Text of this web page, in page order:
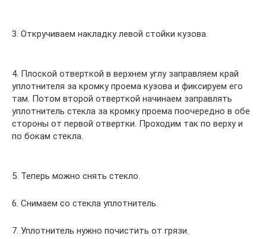
3. Откручиваем накладку левой стойки кузова.
4. Плоской отверткой в верхнем углу заправляем край
уплотнителя за кромку проема кузова и фиксируем его
там. Потом второй отверткой начинаем заправлять
уплотнитель стекла за кромку проема поочередно в обе
стороны от первой отвертки. Проходим так по верху и
по бокам стекла.
5. Теперь можно снять стекло.
6. Снимаем со стекла уплотнитель.
7. Уплотнитель нужно почистить от грязи.